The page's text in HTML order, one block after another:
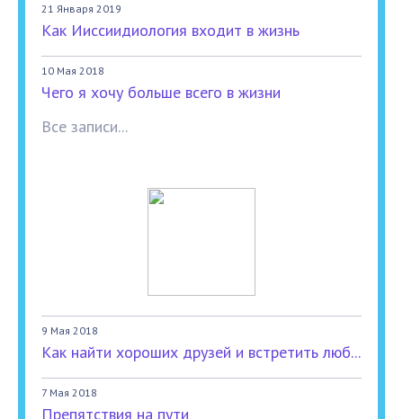
21 Января 2019
Как Ииссиидиология входит в жизнь
10 Мая 2018
Чего я хочу больше всего в жизни
Все записи...
9 Мая 2018
Как найти хороших друзей и встретить люб...
7 Мая 2018
Препятствия на пути